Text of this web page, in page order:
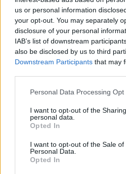
us or personal information
your opt-out. You may separately
disclosure of your personal
IAB’s list of downstream
also be disclosed by us to third
Downstream Participants that may
Personal Data Processing Opt
I want to opt-out of the
personal data.
Opted In
I want to opt-out of the Sale of
Personal Data.
Opted In
„Vertiname tai kaip
informacinę ataką“, –
VSD: komentuoti negali
Valstybės saugumo
vadovas Darius Jauniškis
Prezidentūroje teigė
atakos prieš ministeriją,